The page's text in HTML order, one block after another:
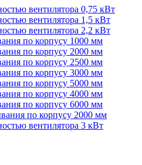
вентилятора 0,75 кВт
вентилятора 1,5 кВт
вентилятора 2,2 кВт
по корпусу 1000 мм
по корпусу 2000 мм
по корпусу 2500 мм
по корпусу 3000 мм
по корпусу 5000 мм
по корпусу 4000 мм
по корпусу 6000 мм
по корпусу 2000 мм
вентилятора 3 кВт